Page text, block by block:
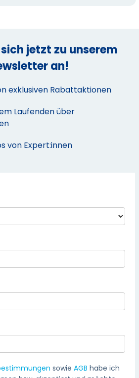
jetzt zu unserem
an!
exklusiven Rabattaktionen
Laufenden über
von Expert:innen
sowie AGB habe ich